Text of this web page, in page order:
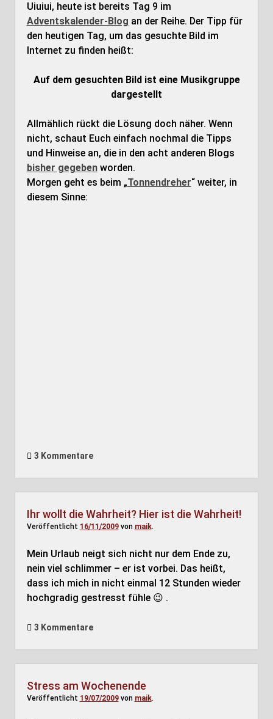
Uiuiui, heute ist bereits Tag 9 im
Adventskalender-Blog an der Reihe. Der Tipp für
den heutigen Tag, um das gesuchte Bild im
Internet zu finden heißt:
Auf dem gesuchten Bild ist eine Musikgruppe
dargestellt
Allmählich rückt die Lösung doch näher. Wenn
nicht, schaut Euch einfach nochmal die Tipps
und Hinweise an, die in den acht anderen Blogs
bisher gegebenworden.
Morgen geht es beim „Tonnendreher“ weiter, in
diesem Sinne:
3 Kommentare
Ihr wollt die Wahrheit? Hier ist die Wahrheit!
Veröffentlicht 16/11/2009von maik.
Mein Urlaub neigt sich nicht nur dem Ende zu,
nein viel schlimmer – er ist vorbei. Das heißt,
dass ich mich in nicht einmal 12 Stunden wieder
hochgradig gestresst fühle 😉 .
3 Kommentare
Stress am Wochenende
Veröffentlicht 19/07/2009von maik.